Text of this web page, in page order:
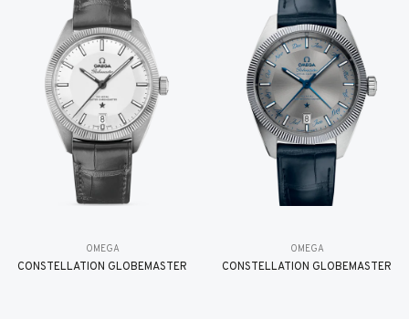
OMEGA
CONSTELLATION GLOBEMASTER
OMEGA
CONSTELLATION GLOBEMASTER